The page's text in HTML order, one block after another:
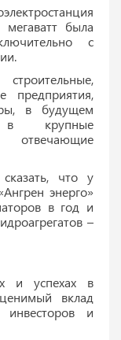
была
с
предприятия,
в будущем
в крупные
что у
энерго»
в год и
–
и успехах в
вклад
и